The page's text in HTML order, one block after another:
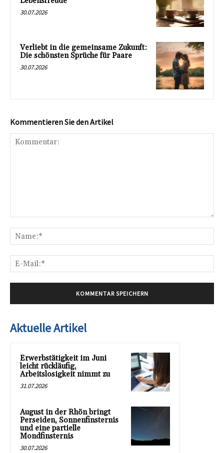
30.07.2026
Verliebt in die gemeinsame Zukunft:
Die schönsten Sprüche für Paare
30.07.2026
Kommentieren Sie den Artikel
Aktuelle Artikel
Erwerbstätigkeit im Juni
leicht rückläufig,
Arbeitslosigkeit nimmt zu
31.07.2026
August in der Rhön bringt
Perseiden, Sonnenfinsternis
und eine partielle
Mondfinsternis
30.07.2026